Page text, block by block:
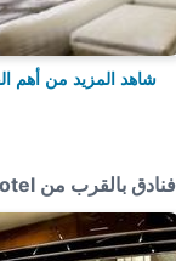
شاهد المزيد من أهم
فنادق بالقرب من Argolis Hotel